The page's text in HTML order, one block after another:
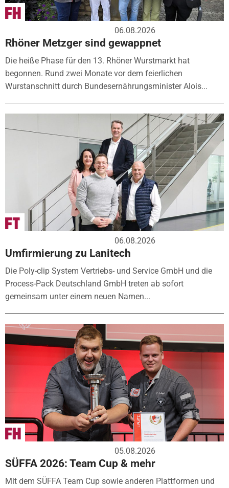
06.08.2026
Rhöner Metzger sind gewappnet
Die heiße Phase für den 13. Rhöner Wurstmarkt hat
begonnen. Rund zwei Monate vor dem feierlichen
Wurstanschnitt durch Bundesernährungsminister Alois...
06.08.2026
Umfirmierung zu Lanitech
Die Poly-clip System Vertriebs- und Service GmbH und die
Process-Pack Deutschland GmbH treten ab sofort
gemeinsam unter einem neuen Namen...
05.08.2026
SÜFFA 2026: Team Cup & mehr
Mit dem SÜFFA Team Cup sowie anderen Plattformen und